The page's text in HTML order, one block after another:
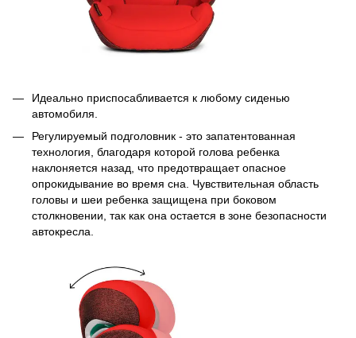
Идеально приспосабливается к любому сиденью
автомобиля.
Регулируемый подголовник - это запатентованная
технология, благодаря которой голова ребенка
наклоняется назад, что предотвращает опасное
опрокидывание во время сна. Чувствительная область
головы и шеи ребенка защищена при боковом
столкновении, так как она остается в зоне безопасности
автокресла.